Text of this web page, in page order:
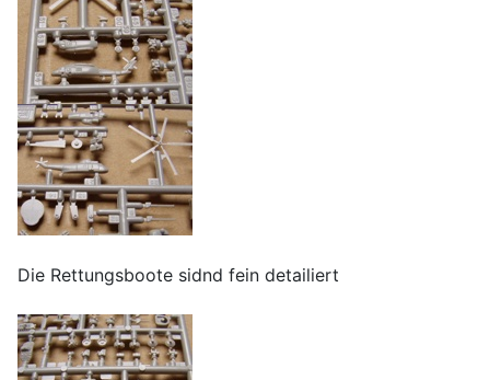
Die Rettungsboote sidnd fein detailiert